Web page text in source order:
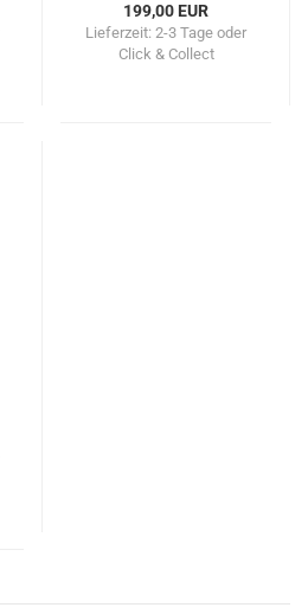
199,00 EUR
Lieferzeit: 2-3 Tage oder
Click & Collect